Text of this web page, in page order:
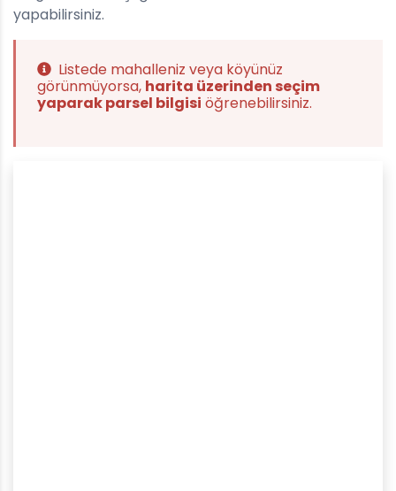
yapabilirsiniz.
Listede mahalleniz veya köyünüz
görünmüyorsa, harita üzerinden seçim
yaparak parsel bilgisi öğrenebilirsiniz.